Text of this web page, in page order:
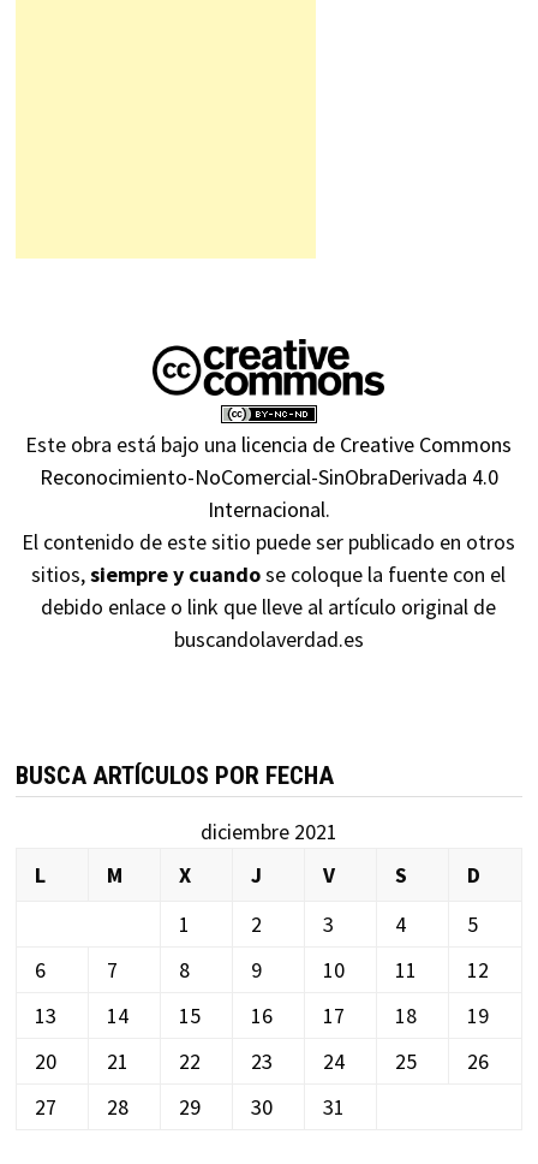
Este obra está bajo una licencia de Creative Commons
Reconocimiento-NoComercial-SinObraDerivada 4.0
Internacional.
El contenido de este sitio puede ser publicado en otros
sitios,siempre y cuandose coloque la fuente con el
debido enlace o link que lleve al artículo original de
buscandolaverdad.es
BUSCA ARTÍCULOS POR FECHA
diciembre 2021
L
M X J V S
D
1
2 3 4
5
6
7 8 9 10 11
12
13
14 15 16 17 18
19
20
21 22 23 24 25
26
27
28 29 30 31